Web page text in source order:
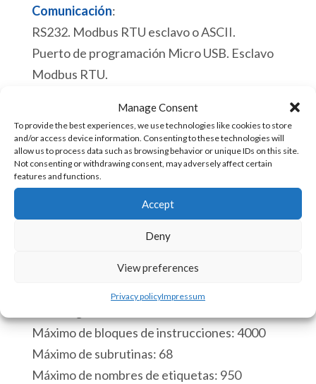
Manage Consent
To provide the best experiences, we use technologies like cookies to store
and/or access device information. Consenting to these technologies will
allow us to process data such as browsing behavior or unique IDs on this site.
Not consenting or withdrawing consent, may adversely affect certain
features and functions.
Accept
Deny
View preferences
Privacy policyImpressum
Comunicación:
RS232. Modbus RTU esclavo o ASCII.
Puerto de programación Micro USB. Esclavo
Modbus RTU.
ACE
5190v5
PLC
Entradas
9
Añadir al carrito
ACE-5190v5 [85371091]
Reloj de tiempo real.
Proceso de un ciclo de barrido de 110
Máximo de bloques de instrucciones: 4000
Máximo de subrutinas: 68
Máximo de nombres de etiquetas: 950